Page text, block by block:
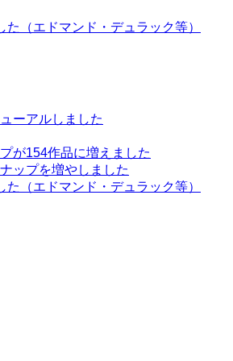
（エドマンド・デュラック等）
ーアルしました
が154作品に増えました
ップを増やしました
（エドマンド・デュラック等）